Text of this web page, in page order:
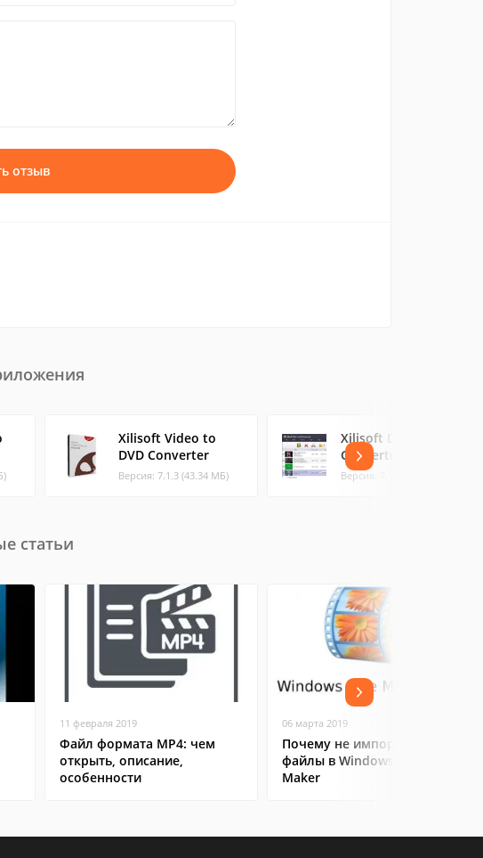
отзыв
Xilisoft Video to
DVD Converter
Версия: 7.1.3 (43.34 МБ)
Xilisoft DivX to DVD
Converter
Версия: 7.1.3 (43.33 МБ)
статьи
11 февраля 2019
Файл формата MP4: чем
открыть, описание,
особенности
06 марта 2019
Почему не импортируются
файлы в Windows Movie
Maker